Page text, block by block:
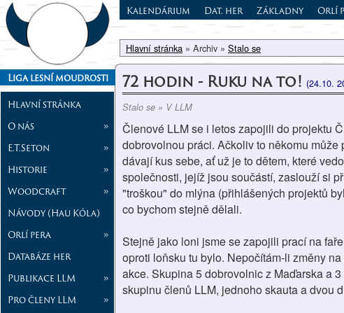
Liga lesní moudrosti
Hlavní stránka
O nás
»
E.T.Seton
»
Historie
»
Woodcraft
»
Návody (Hau Kóla)
Orlí pera
»
Databáze her
Publikace LLM
»
Pro členy LLM
»
Kalendárium Dat. her Základny Orlí
Hlavní stránka » Archiv » Stalo se
72 hodin - Ruku na to! (24.10.
Stalo se » V LLM
Členové LLM se i letos zapojili do projektu
dobrovolnou práci. Ačkoliv to někomu
dávají kus sebe, ať už je to dětem, které
společnosti, jejíž jsou součástí, zaslouží si
"troškou" do mlýna (přihlášených projektů
co bychom stejně dělali.
Stejně jako loni jsme se zapojili prací na
oproti loňsku tu bylo. Nepočítám-li změny
akce. Skupina 5 dobrovolnic z Maďarska a
skupinu členů LLM, jednoho skauta a dvou